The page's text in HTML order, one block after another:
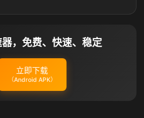
，免费、快速、稳定
立即下载
（Android APK）